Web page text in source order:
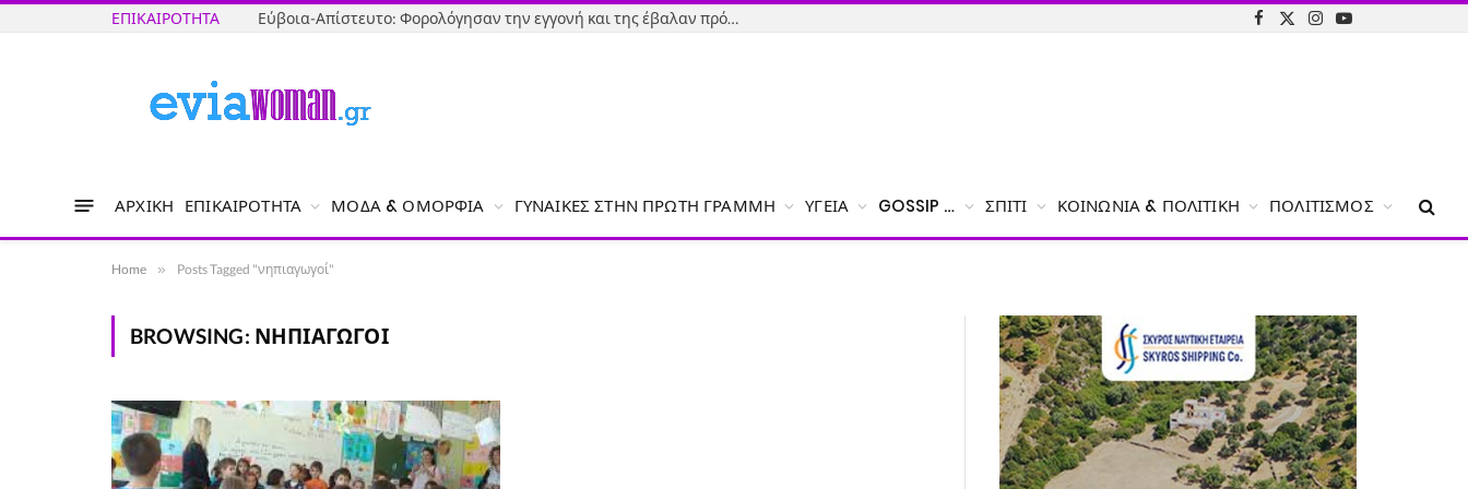
ΕΠΙΚΑΙΡΌΤΗΤΑ Εύβοια-Απίστευτο: Φορολόγησαν την εγγονή και της έβαλαν πρόστιμο γιατί δεν δήλωσε το χαρτζιλίκι του παππού!
Facebook
X
Instagram
YouTube
ΑΡΧΙΚΉ ΕΠΙΚΑΙΡΌΤΗΤΑ ΜΌΔΑ & ΟΜΟΡΦΙΆ ΓΥΝΑΊΚΕΣ ΣΤΗΝ ΠΡΏΤΗ ΓΡΑΜΜΉ ΥΓΕΊΑ GOSSIP … ΣΠΊΤΙ ΚΟΙΝΩΝΊΑ & ΠΟΛΙΤΙΚΉ ΠΟΛΙΤΙΣΜΌΣ
Home » Posts Tagged "νηπιαγωγοί"
BROWSING: ΝΗΠΙΑΓΩΓΟΊ